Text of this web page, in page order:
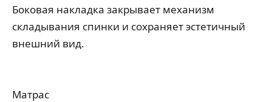
Боковая накладка закрывает механизм
складывания спинки и сохраняет эстетичный
внешний вид.
Матрас